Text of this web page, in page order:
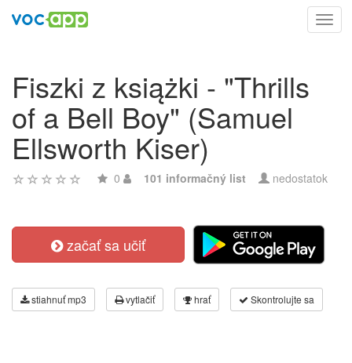
Fiszki z książki - "Thrills
of a Bell Boy" (Samuel
Ellsworth Kiser)
0 101 informačný list nedostatok
začať sa učiť
stiahnuť mp3 vytlačiť hrať Skontrolujte sa